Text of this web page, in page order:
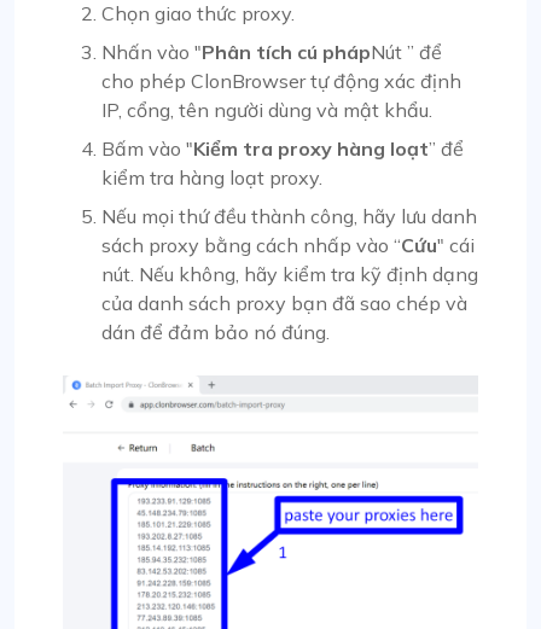
Chọn giao thức proxy.
Nhấn vào "Phân tích cú phápNút ” để
cho phép ClonBrowser tự động xác định
IP, cổng, tên người dùng và mật khẩu.
Bấm vào "Kiểm tra proxy hàng loạt” để
kiểm tra hàng loạt proxy.
Nếu mọi thứ đều thành công, hãy lưu danh
sách proxy bằng cách nhấp vào “Cứu" cái
nút. Nếu không, hãy kiểm tra kỹ định dạng
của danh sách proxy bạn đã sao chép và
dán để đảm bảo nó đúng.